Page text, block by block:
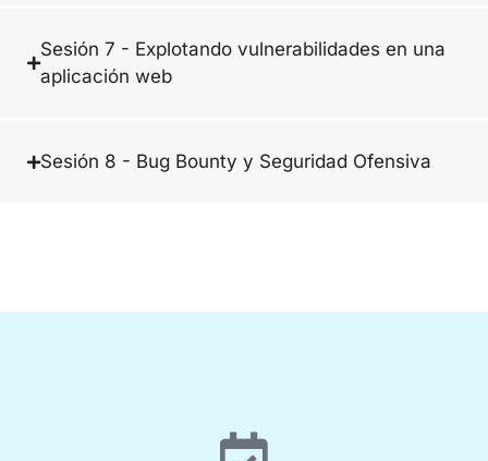
Sesión 7 - Explotando vulnerabilidades en una
aplicación web
Sesión 8 - Bug Bounty y Seguridad Ofensiva